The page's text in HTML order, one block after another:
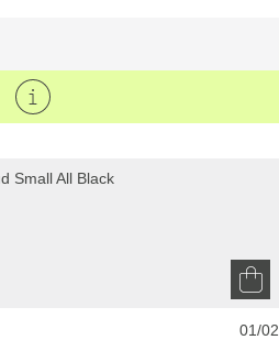
Small All Black
01/02